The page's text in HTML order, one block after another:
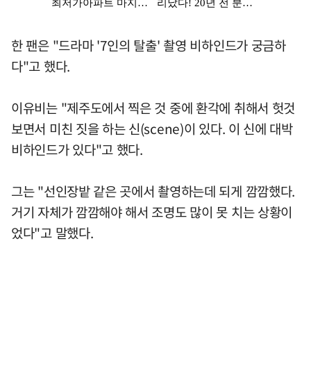
한 팬은 "드라마 '7인의 탈출' 촬영 비하인드가 궁금하
다"고 했다.
이유비는 "제주도에서 찍은 것 중에 환각에 취해서 헛것
보면서 미친 짓을 하는 신(scene)이 있다. 이 신에 대박
비하인드가 있다"고 했다.
그는 "선인장밭 같은 곳에서 촬영하는데 되게 깜깜했다.
거기 자체가 깜깜해야 해서 조명도 많이 못 치는 상황이
었다"고 말했다.